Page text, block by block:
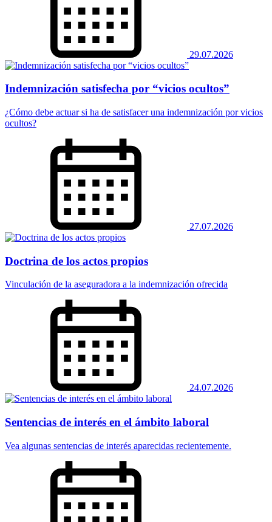
29.07.2026
Indemnización satisfecha por “vicios ocultos”
¿Cómo debe actuar si ha de satisfacer una indemnización por vicios
ocultos?
27.07.2026
Doctrina de los actos propios
Vinculación de la aseguradora a la indemnización ofrecida
24.07.2026
Sentencias de interés en el ámbito laboral
Vea algunas sentencias de interés aparecidas recientemente.